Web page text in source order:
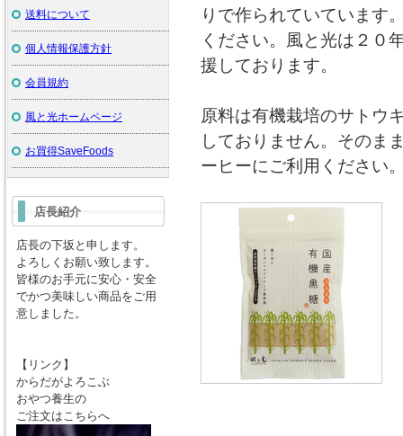
りで作られていています
ください。風と光は２０
援しております。
原料は有機栽培のサトウ
しておりません。そのま
ーヒーにご利用ください
送料について
個人情報保護方針
会員規約
風と光ホームページ
お買得SaveFoods
店長紹介
店長の下坂と申します。
よろしくお願い致します。
皆様のお手元に安心・安全
でかつ美味しい商品をご用
意しました。
【リンク】
からだがよろこぶ
おやつ養生の
ご注文はこちらへ